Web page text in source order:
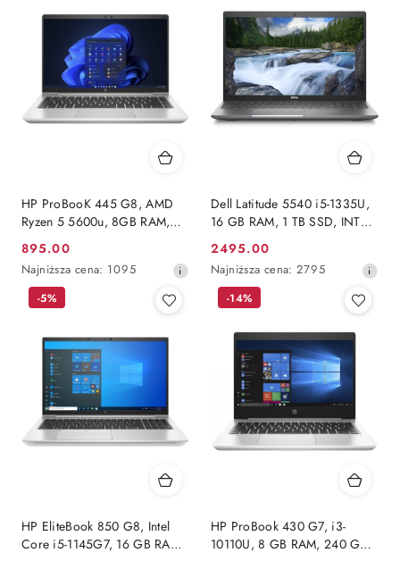
dni
przed
obniżką
HP ProBooK 445 G8, AMD
Ryzen 5 5600u, 8GB RAM,
DYSK 240 GB SSD, FHD,
Windows 11 Pro
Cena
promocyjna:
895.00
Najniższa
cena
przed
obniżką
Najniższa cena: 1095
Dell Latitude 5540 i5-1335U,
16 GB RAM, 1 TB SSD, INTEL,
FHD, WINDOWS 11 PRO
Cena
promocyjna:
2495.00
Najniższa
cena
przed
obniżką
Najniższa cena: 2795
HP EliteBook 850 G8, Intel
Core i5-1145G7, 16 GB RAM,
-5%
HP ProBook 430 G7, i3-
10110U, 8 GB RAM, 240 GB
-14%